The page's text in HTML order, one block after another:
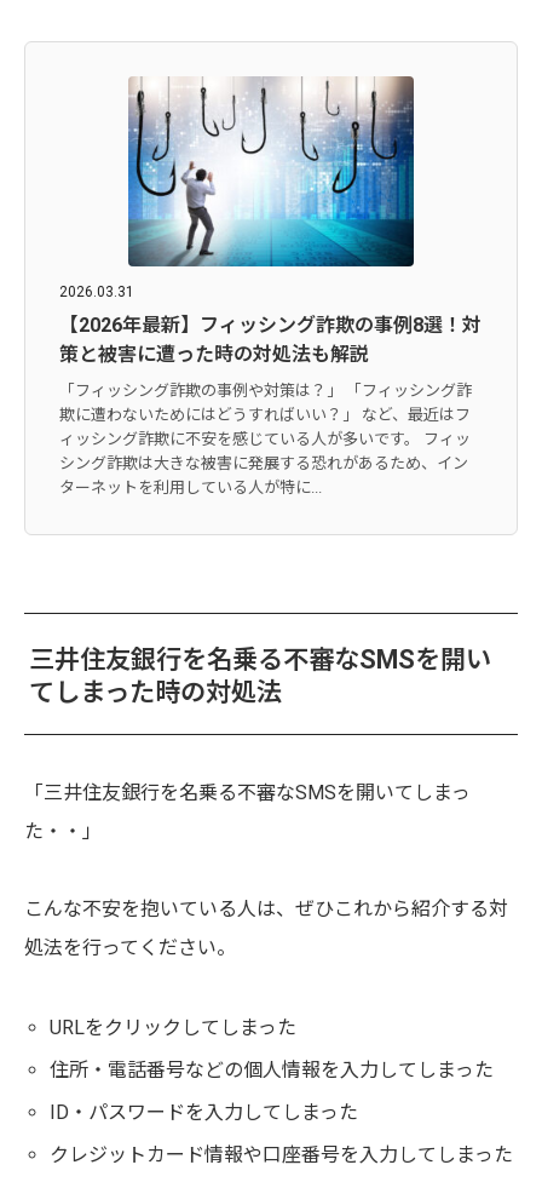
2026.03.31
【2026年最新】フィッシング詐欺の事例8選！対
策と被害に遭った時の対処法も解説
「フィッシング詐欺の事例や対策は？」 「フィッシング詐
欺に遭わないためにはどうすればいい？」 など、最近はフ
ィッシング詐欺に不安を感じている人が多いです。 フィッ
シング詐欺は大きな被害に発展する恐れがあるため、イン
ターネットを利用している人が特に...
三井住友銀行を名乗る不審なSMSを開い
てしまった時の対処法
「三井住友銀行を名乗る不審なSMSを開いてしまっ
た・・」
こんな不安を抱いている人は、ぜひこれから紹介する対
処法を行ってください。
URLをクリックしてしまった
住所・電話番号などの個人情報を入力してしまった
ID・パスワードを入力してしまった
クレジットカード情報や口座番号を入力してしまった